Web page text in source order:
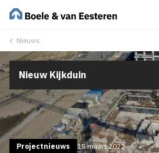
Nieuws
Nieuw Kijkduin
Projectnieuws 15 maart 2022